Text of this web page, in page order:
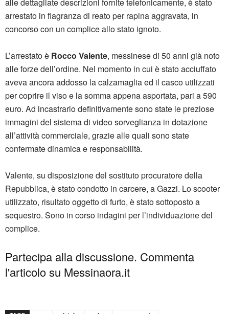
arrestato in flagranza di reato per rapina aggravata, in
concorso con un complice allo stato ignoto.
L’arrestato è Rocco Valente, messinese di 50 anni già noto
alle forze dell’ordine. Nel momento in cui è stato acciuffato
aveva ancora addosso la calzamaglia ed il casco utilizzati
per coprire il viso e la somma appena asportata, pari a 590
euro. Ad incastrarlo definitivamente sono state le preziose
immagini del sistema di video sorveglianza in dotazione
all’attività commerciale, grazie alle quali sono state
confermate dinamica e responsabilità.
Valente, su disposizione del sostituto procuratore della
Repubblica, è stato condotto in carcere, a Gazzi. Lo scooter
utilizzato, risultato oggetto di furto, è stato sottoposto a
sequestro. Sono in corso indagini per l’individuazione del
complice.
Partecipa alla discussione. Commenta
l'articolo su Messinaora.it